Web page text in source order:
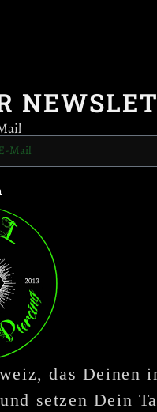
das
setzen Dein